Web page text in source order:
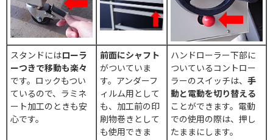
スタンドにはローラ
ーつきで移動も楽々
です。ロックもつい
ているので、ラミネ
ート加工のときも安
心です。
前面にシャフト
がついていま
す。アンダーフ
ィルム用として
も、加工前の印
刷物巻きとして
も使用できま
ハンドローラー下部に
ついているコントロー
ラーのスイッチは、 手
動と電動を切り替える
ことができます。電動
での使用の際は、押し
たままにします。